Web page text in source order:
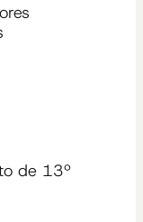
de 13º